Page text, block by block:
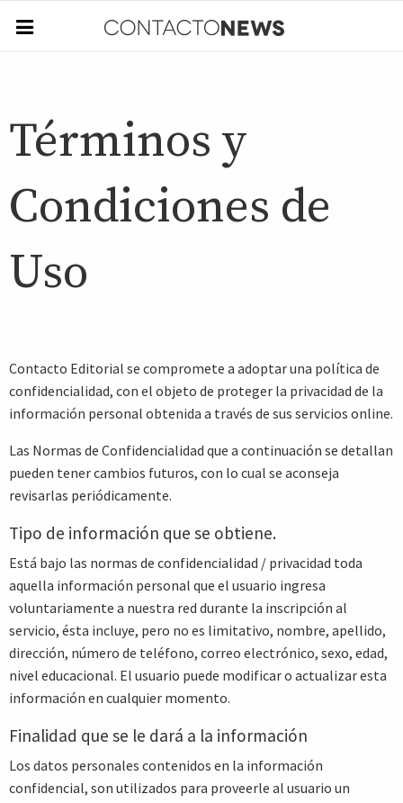
Términos y
Condiciones de
Uso
Contacto Editorial se compromete a adoptar una política de
confidencialidad, con el objeto de proteger la privacidad de la
información personal obtenida a través de sus servicios online.
Las Normas de Confidencialidad que a continuación se detallan
pueden tener cambios futuros, con lo cual se aconseja
revisarlas periódicamente.
Tipo de información que se obtiene.
Está bajo las normas de confidencialidad / privacidad toda
aquella información personal que el usuario ingresa
voluntariamente a nuestra red durante la inscripción al
servicio, ésta incluye, pero no es limitativo, nombre, apellido,
dirección, número de teléfono, correo electrónico, sexo, edad,
nivel educacional. El usuario puede modificar o actualizar esta
información en cualquier momento.
Finalidad que se le dará a la información
Los datos personales contenidos en la información
confidencial, son utilizados para proveerle al usuario un